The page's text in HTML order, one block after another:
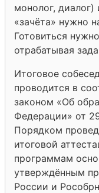
монолог, диалог)
«зачёта» нужно
Готовиться
отрабатывая
Итоговое
проводится в
законом «Об
Федерации» от
Порядком
итоговой
программам
утверждённым
России и